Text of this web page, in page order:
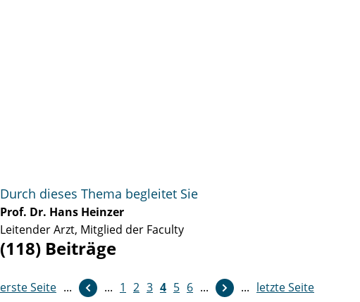
Durch dieses Thema begleitet Sie
Prof. Dr. Hans Heinzer
Leitender Arzt, Mitglied der Faculty
(118) Beiträge
erste Seite ... ... 1 2 3 4 5 6 ...
weiter ... letzte Seite